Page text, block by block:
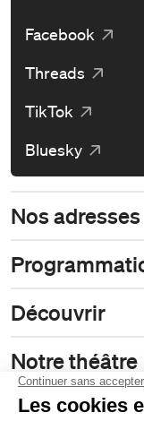
Facebook
Threads
TikTok
Bluesky
Nos adresses
Découvrir
Notre théâtre